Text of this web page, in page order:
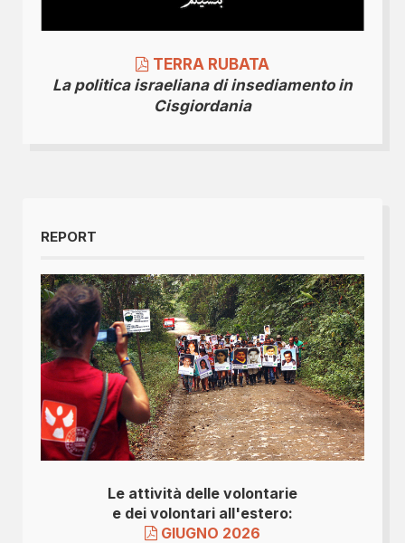
TERRA RUBATA
La politica israeliana di insediamento in
Cisgiordania
REPORT
Le attività delle volontarie
e dei volontari all'estero:
GIUGNO 2026